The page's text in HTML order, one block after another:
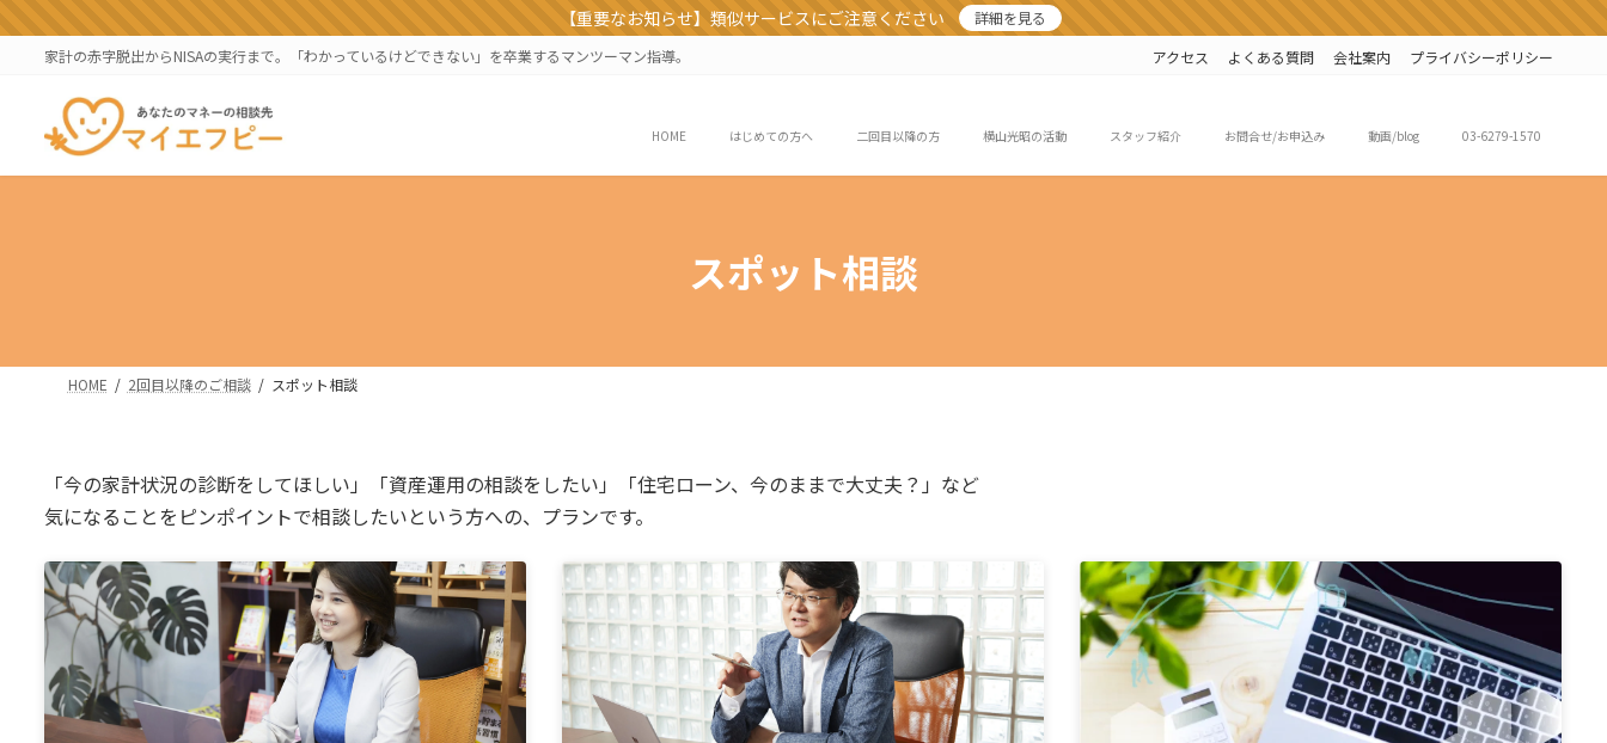
ン
ス
ビ
ン
【重要なお知らせ】類似サービスにご注意ください
詳細を見る
家計の赤字脱出からNISAの実行まで。「わかっているけどできない」を卒業するマンツーマン指導。
アクセス よくある質問 会社案内 プライバシーポリシー
HOME はじめての方へ 二回目以降の方 横山光昭の活動 スタッフ紹介 お問合せ/お申込み 動画/blog 03-6279-1570
スポット相談
HOME 2回目以降のご相談 スポット相談
「今の家計状況の診断をしてほしい」「資産運用の相談をしたい」「住宅ローン、今のままで大丈夫？」など
気になることをピンポイントで相談したいという方への、プランです。